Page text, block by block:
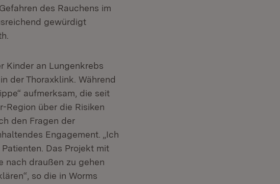
des Rauchens im
gewürdigt
Kinder an Lungenkrebs
der Thoraxklink. Während
aufmerksam, die seit
Region über die Risiken
den Fragen der
Engagement. „Ich
Das Projekt mit
nach draußen zu gehen
so die in Worms